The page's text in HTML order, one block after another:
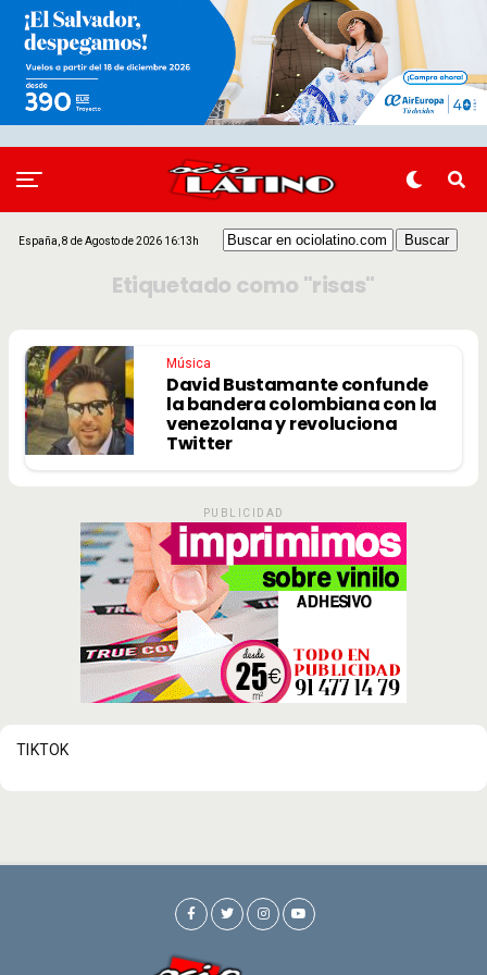
España, 8 de Agosto de 2026 16:13h
Etiquetado como "risas"
Música
David Bustamante confunde
la bandera colombiana con la
venezolana y revoluciona
Twitter
PUBLICIDAD
TIKTOK